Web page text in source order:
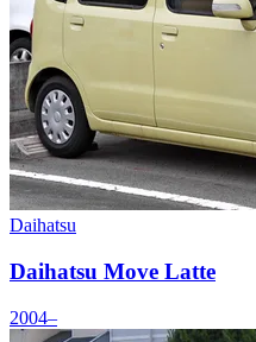
Daihatsu
Daihatsu Move Latte
2004–